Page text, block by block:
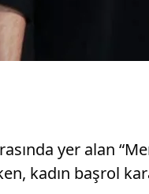
yer alan
kadın başrol